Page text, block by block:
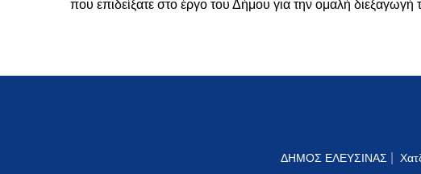
που επιδείξατε στο έργο του Δήμου για την ομαλή
ΔΗΜΟΣ ΕΛΕΥΣΙΝΑΣ